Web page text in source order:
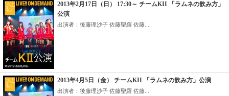
2013年2月17日（日） 17:30～ チームKII 「ラムネの飲み方」
公演
出演者：後藤理沙子 佐藤聖羅 佐藤...
2013年4月5日（金） チームKII 「ラムネの飲み方」公演
出演者：後藤理沙子 佐藤聖羅 佐藤...